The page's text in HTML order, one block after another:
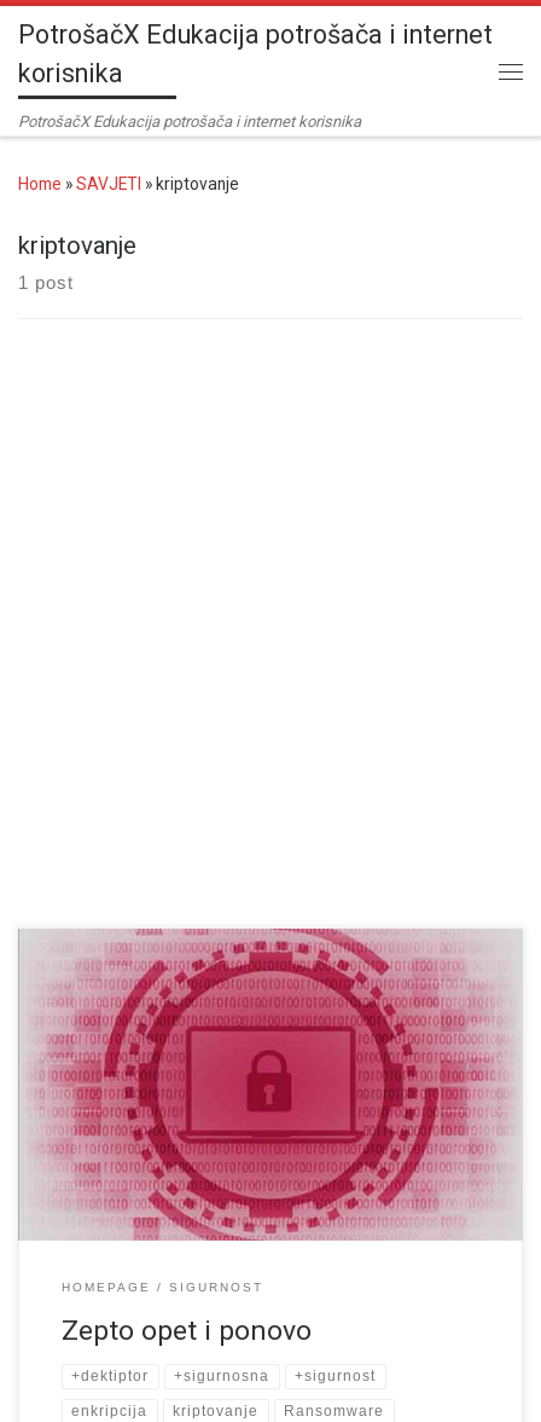
Skip to content
PotrošačX Edukacija potrošača i internet
korisnika
PotrošačX Edukacija potrošača i internet korisnika
Home »SAVJETI » kriptovanje
kriptovanje
1 post
Izgleda da Zepto još samo iz paštete ne iskače a kada će ne zna
se. Dakle ima ga svuda i vrlo je dosadan. I ako do sada niste
naučili da vam je najvrjednija sprava koju imate u kući u stvari […]
HOMEPAGE SIGURNOST
Zepto opet i ponovo
+dektiptor +sigurnosna +sigurnost
enkripcija kriptovanje Ransomware